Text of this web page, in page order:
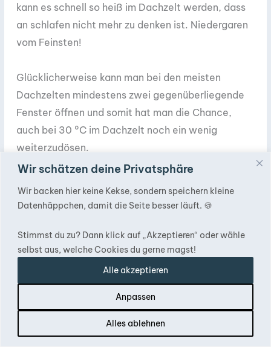
Wir schätzen deine Privatsphäre
Wir backen hier keine Kekse, sondern speichern kleine
Datenhäppchen, damit die Seite besser läuft. 🍪
Stimmst du zu? Dann klick auf „Akzeptieren“ oder wähle
selbst aus, welche Cookies du gerne magst!
Anpassen
Alles ablehnen
Alle akzeptieren
kann es schnell so heiß im Dachzelt werden, dass
an schlafen nicht mehr zu denken ist. Niedergaren
vom Feinsten!
Glücklicherweise kann man bei den meisten
Dachzelten mindestens zwei gegenüberliegende
Fenster öffnen und somit hat man die Chance,
auch bei 30 °C im Dachzelt noch ein wenig
weiterzudösen.
Besserwisser
Etwas Physik
Wie das funktioniert? Wärme steigt ja
bekanntlich nach oben. Wenn du es schaffst
in dem unteren Teil des Dachzeltes, in dem
du liegst, einen Durchzug zu schaffen, dann
kann es dort noch lange angenehm sein im